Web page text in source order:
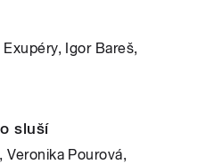
Igor Bareš,
sluší
Veronika Pourová,